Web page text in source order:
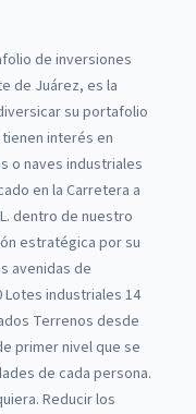
de inversiones
de Juárez, es la
su portafolio
interés en
o naves industriales
en la Carretera a
dentro de nuestro
estratégica por su
avenidas de
industriales 14
Terrenos desde
primer nivel que se
de cada persona.
Reducir los